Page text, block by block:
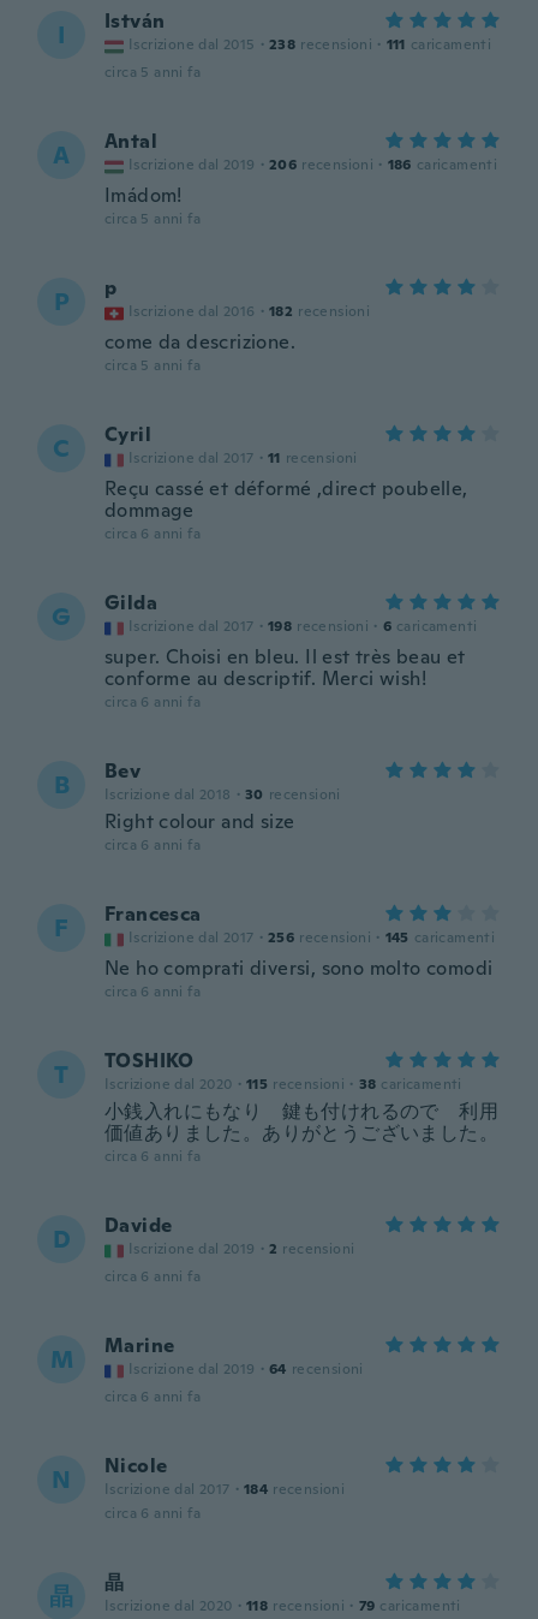
I István
Iscrizione dal 2015 · 238 recensioni · 111 caricamenti
circa 5 anni fa
A Antal
Iscrizione dal 2019 · 206 recensioni · 186 caricamenti
Imádom!
circa 5 anni fa
P p
Iscrizione dal 2016 · 182 recensioni
come da descrizione.
circa 5 anni fa
C Cyril
Iscrizione dal 2017 · 11 recensioni
Reçu cassé et déformé ,direct poubelle,
dommage
circa 6 anni fa
G Gilda
Iscrizione dal 2017 · 198 recensioni · 6 caricamenti
super. Choisi en bleu. Il est très beau et
conforme au descriptif. Merci wish!
circa 6 anni fa
B Bev
Iscrizione dal 2018 · 30 recensioni
Right colour and size
circa 6 anni fa
F Francesca
Iscrizione dal 2017 · 256 recensioni · 145 caricamenti
Ne ho comprati diversi, sono molto comodi
circa 6 anni fa
T TOSHIKO
Iscrizione dal 2020 · 115 recensioni · 38 caricamenti
小銭入れにもなり 鍵も付けれるので 利用
価値ありました。ありがとうございました。
circa 6 anni fa
D Davide
Iscrizione dal 2019 · 2 recensioni
circa 6 anni fa
M Marine
Iscrizione dal 2019 · 64 recensioni
circa 6 anni fa
N Nicole
Iscrizione dal 2017 · 184 recensioni
circa 6 anni fa
晶 晶
Iscrizione dal 2020 · 118 recensioni · 79 caricamenti